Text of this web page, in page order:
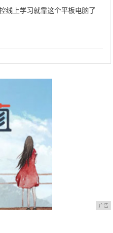
线上学习就靠这个平板电脑了
广告